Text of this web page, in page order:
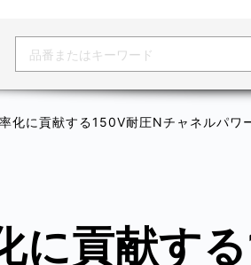
化に貢献する150V耐圧Nチャネルパワ
に貢献す